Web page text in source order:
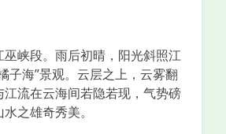
峡段。雨后初晴，阳光斜照江
子海”景观。云层之上，云雾翻
流在云海间若隐若现，气势磅
之雄奇秀美。